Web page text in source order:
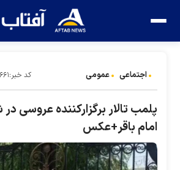
اجتماعی عمومی کد خبر:۶۰۴۶۶۱
پلمب تالار برگزارکننده عروسی
امام باقر+عکس